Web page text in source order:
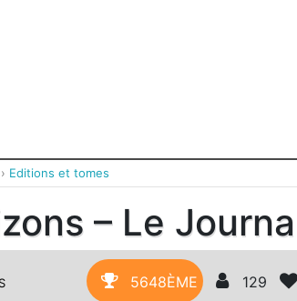
› Editions et tomes
– Le
5648ÈME 129